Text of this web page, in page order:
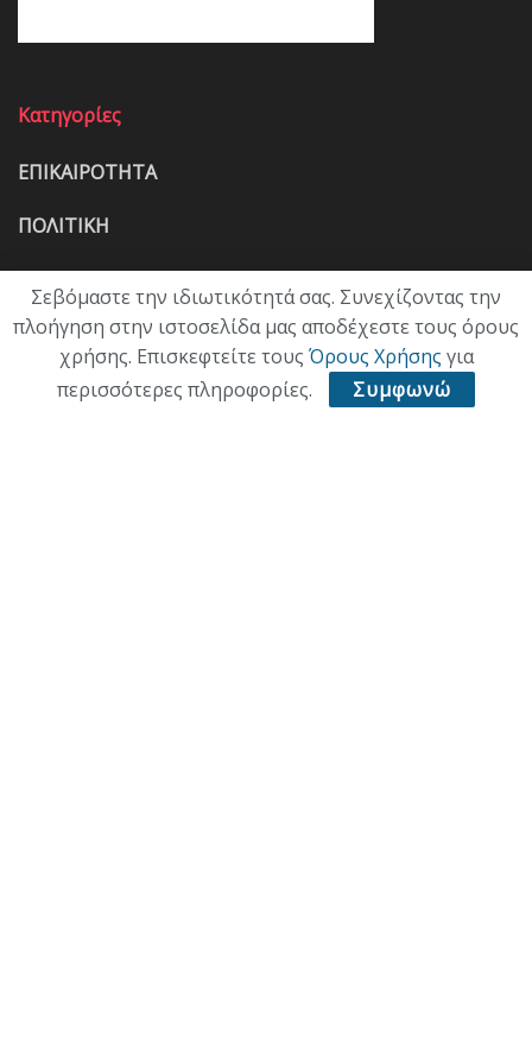
Κατηγορίες
ΕΠΙΚΑΙΡΟΤΗΤΑ
ΠΟΛΙΤΙΚΗ
ΟΙΚΟΝΟΜΙΑ
ΠΟΛΙΤΙΣΜΟΣ
ΥΓΕΙΑ
Σεβόμαστε την ιδιωτικότητά σας. Συνεχίζοντας την
πλοήγηση στην ιστοσελίδα μας αποδέχεστε τους όρους
χρήσης. Επισκεφτείτε τους Όρους Χρήσης για
περισσότερες πληροφορίες.
Συμφωνώ